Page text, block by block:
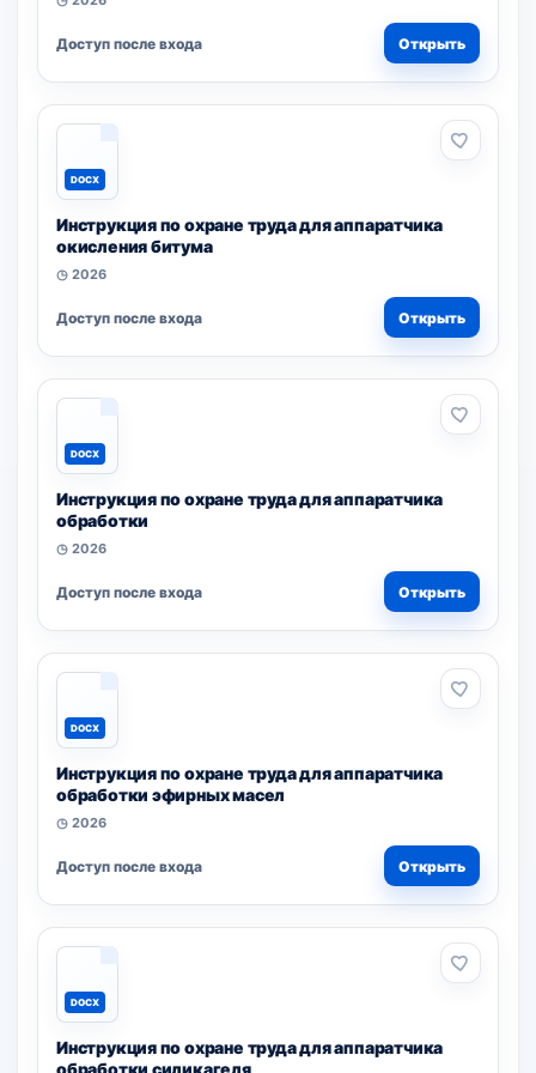
Доступ после входа Открыть
DOCX
Инструкция по охране труда для аппаратчика
окисления битума
◷ 2026
Доступ после входа Открыть
DOCX
Инструкция по охране труда для аппаратчика
обработки
◷ 2026
Доступ после входа Открыть
DOCX
Инструкция по охране труда для аппаратчика
обработки эфирных масел
◷ 2026
Доступ после входа Открыть
DOCX
Инструкция по охране труда для аппаратчика
обработки силикагеля